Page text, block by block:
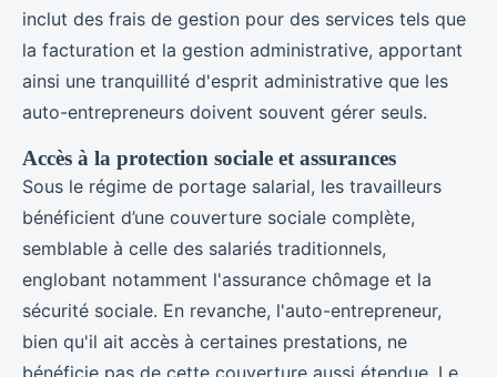
inclut des frais de gestion pour des services tels que
la facturation et la gestion administrative, apportant
ainsi une tranquillité d'esprit administrative que les
auto-entrepreneurs doivent souvent gérer seuls.
Accès à la protection sociale et assurances
Sous le régime de portage salarial, les travailleurs
bénéficient d’une couverture sociale complète,
semblable à celle des salariés traditionnels,
englobant notamment l'assurance chômage et la
sécurité sociale. En revanche, l'auto-entrepreneur,
bien qu'il ait accès à certaines prestations, ne
bénéficie pas de cette couverture aussi étendue. Le